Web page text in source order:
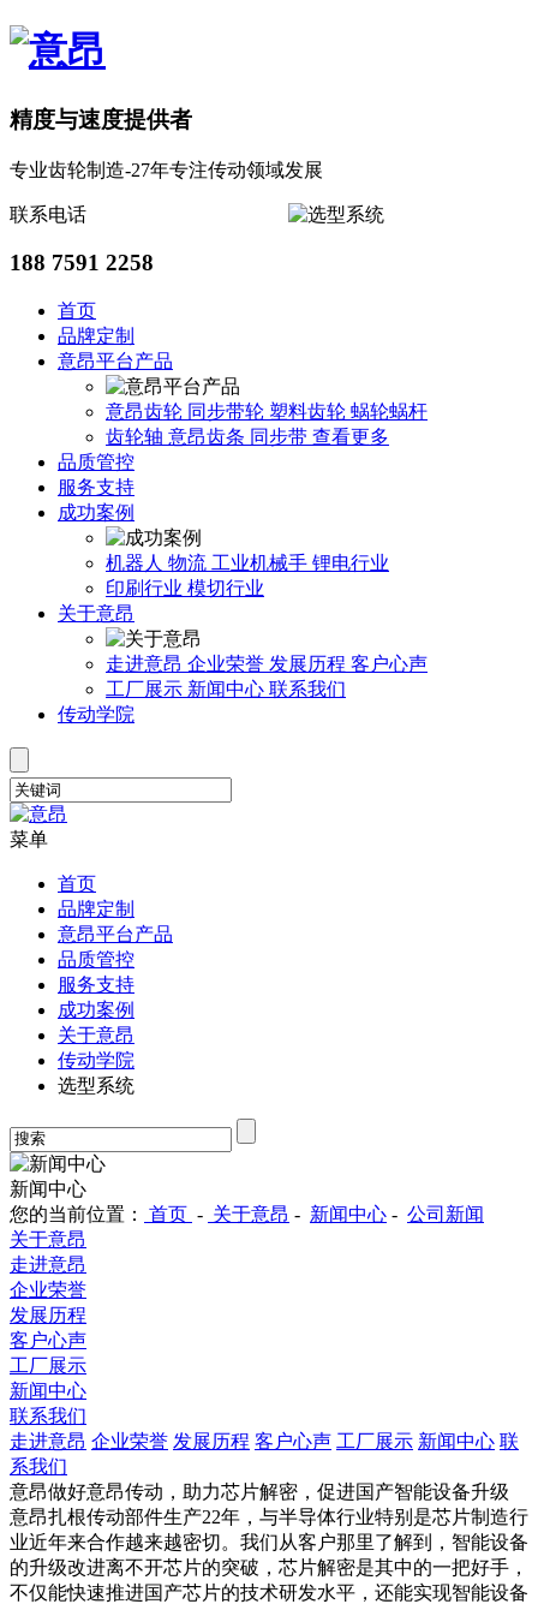
精度与速度提供者
专业齿轮制造-27年专注传动领域发展
联系电话
188 7591 2258
首页
品牌定制
意昂平台产品
意昂齿轮 同步带轮 塑料齿轮 蜗轮蜗杆
齿轮轴 意昂齿条 同步带 查看更多
品质管控
服务支持
成功案例
机器人 物流 工业机械手 锂电行业
印刷行业 模切行业
关于意昂
走进意昂 企业荣誉 发展历程 客户心声
工厂展示 新闻中心 联系我们
传动学院
菜单
首页
品牌定制
意昂平台产品
品质管控
服务支持
成功案例
关于意昂
传动学院
选型系统
新闻中心
您的当前位置：
首页 - 关于意昂 - 新闻中心 - 公司新闻
关于意昂
走进意昂
企业荣誉
发展历程
客户心声
工厂展示
新闻中心
联系我们
走进意昂 企业荣誉 发展历程 客户心声 工厂展示 新闻中心 联
系我们
意昂做好意昂传动，助力芯片解密，促进国产智能设备升级
意昂扎根传动部件生产22年，与半导体行业特别是芯片制造行
业近年来合作越来越密切。我们从客户那里了解到，智能设备
的升级改进离不开芯片的突破，芯片解密是其中的一把好手，
不仅能快速推进国产芯片的技术研发水平，还能实现智能设备